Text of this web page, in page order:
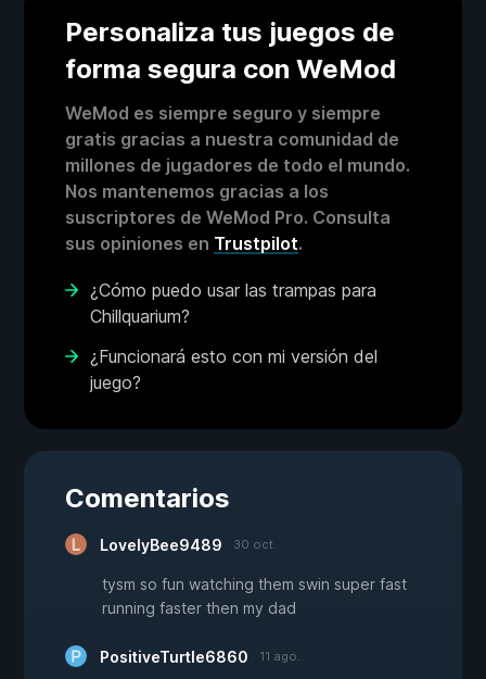
Personaliza tus juegos de
forma segura con WeMod
WeMod es siempre seguro y siempre
gratis gracias a nuestra comunidad de
millones de jugadores de todo el mundo.
Nos mantenemos gracias a los
suscriptores de WeMod Pro. Consulta
sus opiniones en Trustpilot.
¿Cómo puedo usar las trampas para
Chillquarium?
¿Funcionará esto con mi versión del
juego?
Comentarios
LovelyBee9489 30 oct.
tysm so fun watching them swin super fast
running faster then my dad
PositiveTurtle6860 11 ago.